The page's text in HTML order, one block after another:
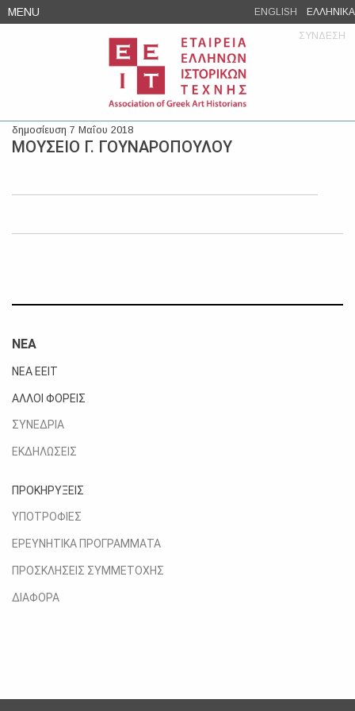
Skip
to
MENU ENGLISH ΕΛΛΗΝΙΚΑ
ΣΥΝΔΕΣΗ
δημοσίευση 7 Μαΐου 2018
ΜΟΥΣΕΙΟ Γ. ΓΟΥΝΑΡΟΠΟΥΛΟΥ
ΝΕΑ
ΝΕΑ ΕΕΙΤ
ΑΛΛΟΙ ΦΟΡΕΙΣ
ΣΥΝΕΔΡΙΑ
ΕΚΔΗΛΩΣΕΙΣ
ΠΡΟΚΗΡΥΞΕΙΣ
ΥΠΟΤΡΟΦΙΕΣ
ΕΡΕΥΝΗΤΙΚΑ ΠΡΟΓΡΑΜΜΑΤΑ
ΠΡΟΣΚΛΗΣΕΙΣ ΣΥΜΜΕΤΟΧΗΣ
ΔΙΑΦΟΡΑ